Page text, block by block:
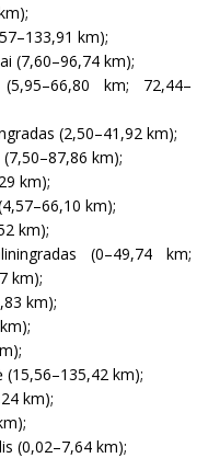
km);
(7,60–96,74 km);
(5,95–66,80 km; 72,44–
(2,50–41,92 km);
km);
km);
km);
km);
(0–49,74 km;
km);
km);
(15,56–135,42 km);
km);
(0,02–7,64 km);